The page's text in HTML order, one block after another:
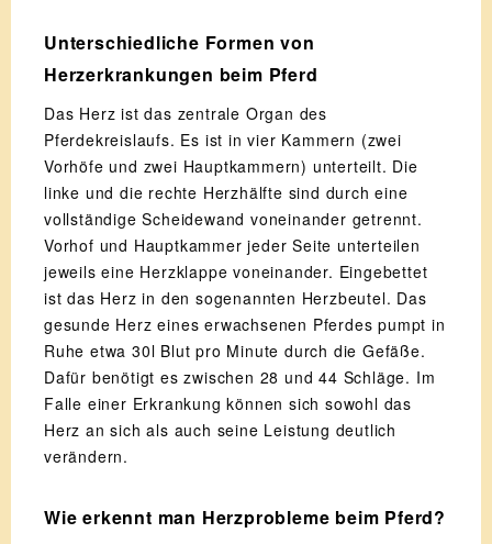
Unterschiedliche Formen von
Herzerkrankungen beim Pferd
Das Herz ist das zentrale Organ des
Pferdekreislaufs. Es ist in vier Kammern (zwei
Vorhöfe und zwei Hauptkammern) unterteilt. Die
linke und die rechte Herzhälfte sind durch eine
vollständige Scheidewand voneinander getrennt.
Vorhof und Hauptkammer jeder Seite unterteilen
jeweils eine Herzklappe voneinander. Eingebettet
ist das Herz in den sogenannten Herzbeutel. Das
gesunde Herz eines erwachsenen Pferdes pumpt in
Ruhe etwa 30l Blut pro Minute durch die Gefäße.
Dafür benötigt es zwischen 28 und 44 Schläge. Im
Falle einer Erkrankung können sich sowohl das
Herz an sich als auch seine Leistung deutlich
verändern.
Wie erkennt man Herzprobleme beim Pferd?